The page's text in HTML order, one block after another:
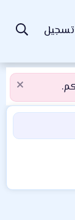
تسجيل